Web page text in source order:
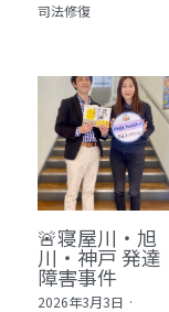
司法修復
🚨寝屋川・旭
川・神戸 発達
障害事件
2026年3月3日 ·